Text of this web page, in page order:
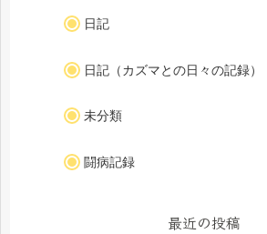
日記
日記（カズマとの日々の記録）
未分類
闘病記録
最近の投稿